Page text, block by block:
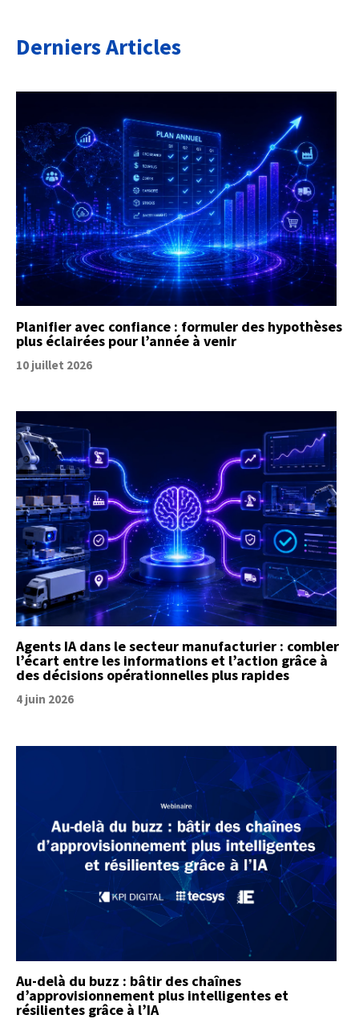
Derniers Articles
Planifier avec confiance : formuler des hypothèses
plus éclairées pour l’année à venir
10 juillet 2026
Agents IA dans le secteur manufacturier : combler
l’écart entre les informations et l’action grâce à
des décisions opérationnelles plus rapides
4 juin 2026
Au-delà du buzz : bâtir des chaînes
d’approvisionnement plus intelligentes et
résilientes grâce à l’IA